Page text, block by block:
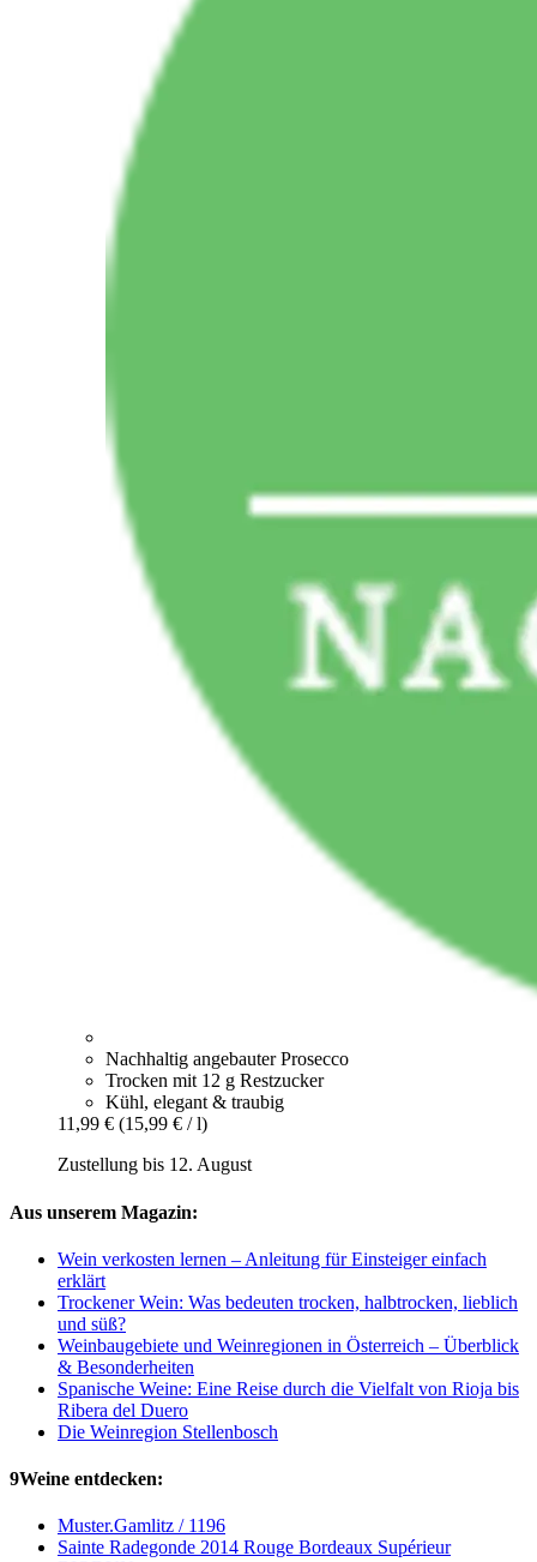
Nachhaltig angebauter Prosecco
Trocken mit 12 g Restzucker
Kühl, elegant & traubig
11,99 € (15,99 € / l)
Zustellung bis 12. August
Aus unserem Magazin:
Wein verkosten lernen – Anleitung für Einsteiger einfach
erklärt
Trockener Wein: Was bedeuten trocken, halbtrocken, lieblich
und süß?
Weinbaugebiete und Weinregionen in Österreich – Überblick
& Besonderheiten
Spanische Weine: Eine Reise durch die Vielfalt von Rioja bis
Ribera del Duero
Die Weinregion Stellenbosch
9Weine entdecken:
Muster.Gamlitz / 1196
Sainte Radegonde 2014 Rouge Bordeaux Supérieur